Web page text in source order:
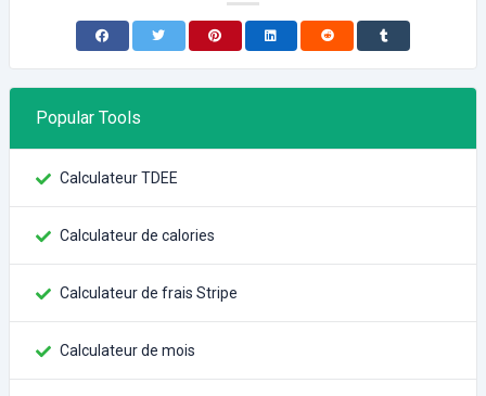
Popular Tools
Calculateur TDEE
Calculateur de calories
Calculateur de frais Stripe
Calculateur de mois